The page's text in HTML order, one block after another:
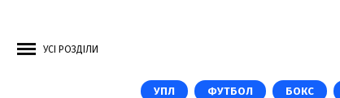
УСІ РОЗДІЛИ
УПЛ ФУТБОЛ БОКС